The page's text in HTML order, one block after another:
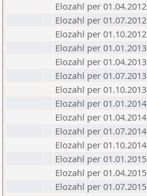
Elozahl per 01.04.2012
Elozahl per 01.07.2012
Elozahl per 01.10.2012
Elozahl per 01.01.2013
Elozahl per 01.04.2013
Elozahl per 01.07.2013
Elozahl per 01.10.2013
Elozahl per 01.01.2014
Elozahl per 01.04.2014
Elozahl per 01.07.2014
Elozahl per 01.10.2014
Elozahl per 01.01.2015
Elozahl per 01.04.2015
Elozahl per 01.07.2015